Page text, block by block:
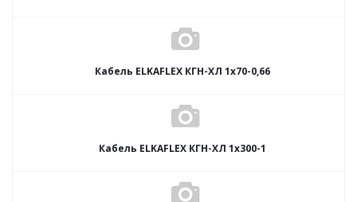
Кабель ELKAFLEX КГН-ХЛ 1x70-0,66
Кабель ELKAFLEX КГН-ХЛ 1x300-1